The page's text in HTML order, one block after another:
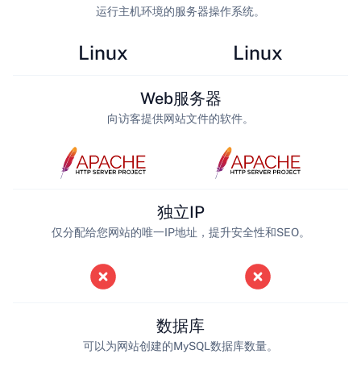
Linux
运行主机环境的服务器操作系统。
Linux
Web服务器
向访客提供网站文件的软件。
独立IP
仅分配给您网站的唯一IP地址，提升安全性和SEO。
数据库
可以为网站创建的MySQL数据库数量。